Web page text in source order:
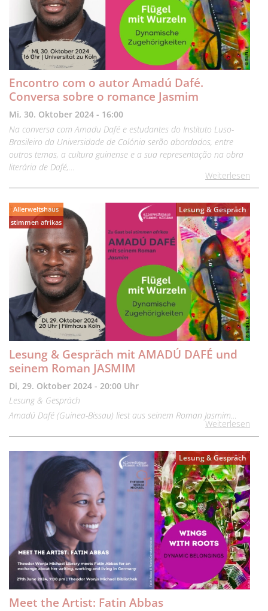
Encontro com o autor Amadú Dafé.
Conversa sobre o romance Jasmim
Mi, 30. Oktober 2024 - 16:00
Na conversa com Amadu Dafé e estudantes do Instituto Luso-
Brasileiro da Universidade de Colónia serão abordados, entre
outros temas, a cultura guinense e a sua representação na obra
literária de Dafé,…
Weiterlesen
Allerweltshaus
stimmen afrikas
Lesung & Gespräch
Lesung & Gespräch mit AMADÚ DAFÉ und
seinem Roman JASMIM
Di, 29. Oktober 2024 - 20:00 Uhr
Lesung & Gespräch
Amadú Dafé (Guinea-Bissau) liest aus seinem Roman Jasmim…
Weiterlesen
Lesung & Gespräch
Meet the Artist: Fatin Abbas